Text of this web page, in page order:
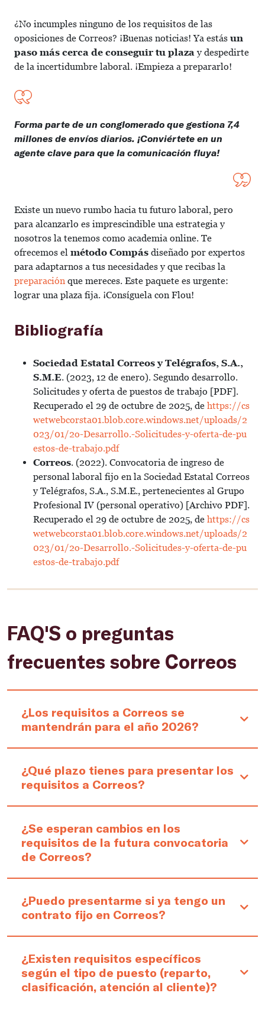
¿No incumples ninguno de los requisitos de las
oposiciones de Correos? ¡Buenas noticias! Ya estás un
paso más cerca de conseguir tu plazay despedirte
de la incertidumbre laboral. ¡Empieza a prepararlo!
Forma parte de un conglomerado que gestiona 7,4
millones de envíos diarios. ¡Conviértete en un
agente clave para que la comunicación fluya!
Existe un nuevo rumbo hacia tu futuro laboral, pero
para alcanzarlo es imprescindible una estrategia y
nosotros la tenemos como academia online. Te
ofrecemos el método Compás diseñado por expertos
para adaptarnos a tus necesidades y que recibas la
preparación que mereces. Este paquete es urgente:
lograr una plaza fija. ¡Consíguela con Flou!
Bibliografía
Sociedad Estatal Correos y Telégrafos, S.A.,
S.M.E. (2023, 12 de enero). Segundo desarrollo.
Solicitudes y oferta de puestos de trabajo [PDF].
Recuperado el 29 de octubre de 2025, de https://cs
wetwebcorsta01.blob.core.windows.net/uploads/2
023/01/2o-Desarrollo.-Solicitudes-y-oferta-de-pu
estos-de-trabajo.pdf
Correos. (2022). Convocatoria de ingreso de
personal laboral fijo en la Sociedad Estatal Correos
y Telégrafos, S.A., S.M.E., pertenecientes al Grupo
Profesional IV (personal operativo) [Archivo PDF].
Recuperado el 29 de octubre de 2025, de https://cs
wetwebcorsta01.blob.core.windows.net/uploads/2
023/01/2o-Desarrollo.-Solicitudes-y-oferta-de-pu
estos-de-trabajo.pdf
FAQ'S o preguntas
frecuentes sobre Correos
¿Los requisitos a Correos se
mantendrán para el año 2026?
¿Qué plazo tienes para presentar los
requisitos a Correos?
¿Se esperan cambios en los
requisitos de la futura convocatoria
de Correos?
¿Puedo presentarme si ya tengo un
contrato fijo en Correos?
¿Existen requisitos específicos
según el tipo de puesto (reparto,
clasificación, atención al cliente)?